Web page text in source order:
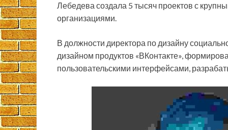
Лебедева создала 5 тысяч проектов с
организациями.
В должности директора по дизайну
дизайном продуктов «ВКонтакте»,
пользовательскими интерфейсами,